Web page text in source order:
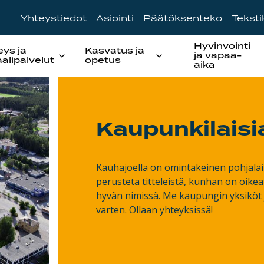
Yhteystiedot Asiointi Päätöksenteko
ja Kasvatus ja
opetus
Hyvinvointi
ja vapaa-
aika
Kauhajoella on omintakeinen
perusteta titteleistä, kunhan on
hyvän nimissä. Me kaupungin
varten. Ollaan yhteyksissä!